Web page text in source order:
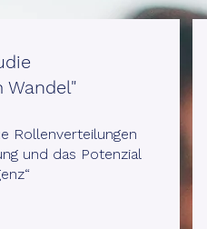
Wandel"
Rollenverteilungen
und das Potenzial